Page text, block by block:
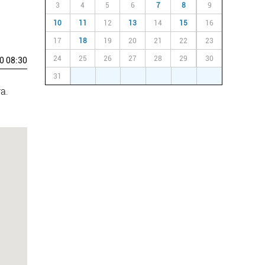
08:30
3 4 5 6 7 8 9
10 11 12 13 14 15 16
17 18 19 20 21 22 23
24 25 26 27 28 29 30
31